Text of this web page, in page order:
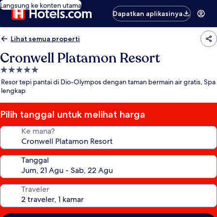
Langsung ke konten utama
Dapatkan aplikasinya
Lihat semua properti
Cronwell Platamon Resort
Properti
bintang
5.0
Resor tepi pantai di Dio-Olympos dengan taman bermain air gratis, Spa
lengkap
Pilih tanggal untuk melihat harga
Ke mana?
Tanggal
Traveler